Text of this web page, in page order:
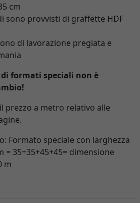
cm
sono provvisti di graffette HDF
di lavorazione pregiata e
formati speciali non è
prezzo a metro relativo alle
Formato speciale con larghezza
= 35+35+45+45= dimensione
m